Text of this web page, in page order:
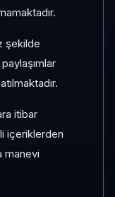
şekilde
paylaşımlar
itibar
içeriklerden
manevi